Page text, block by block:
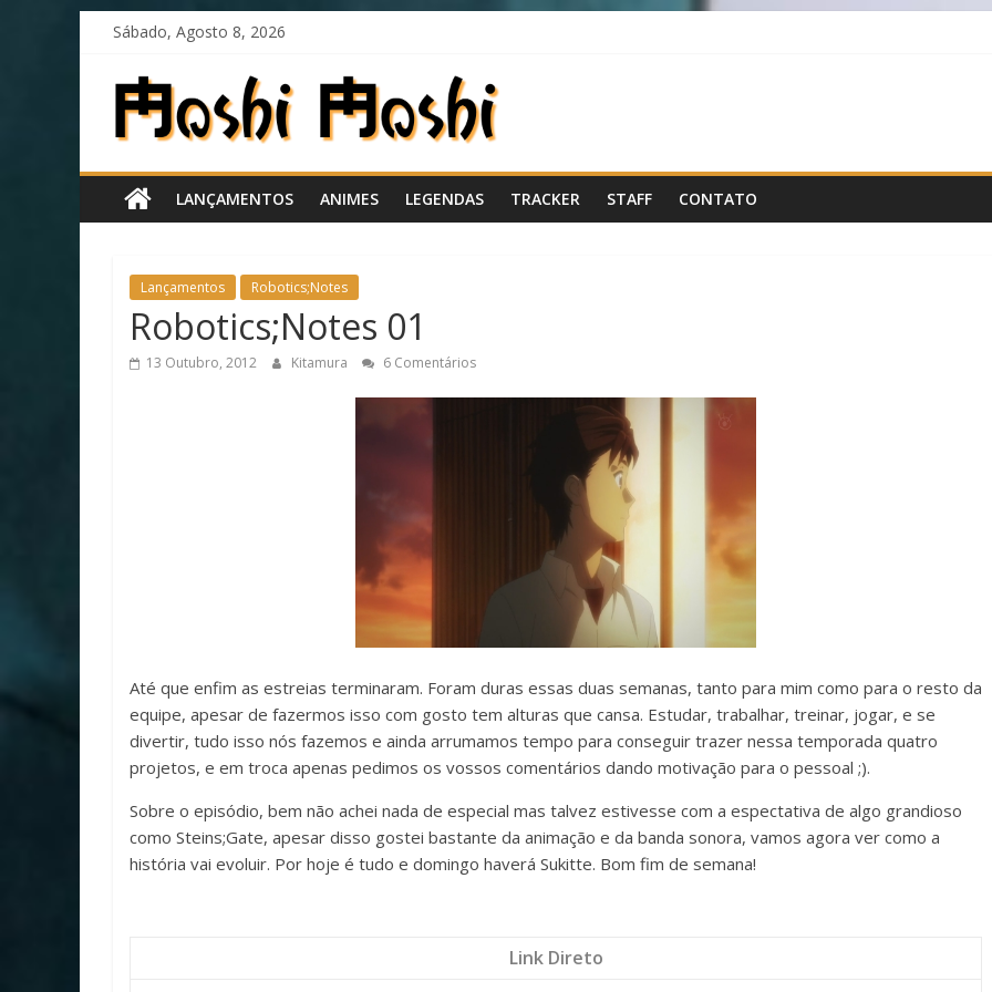
content
Sábado, Agosto 8, 2026
Moshi
Moshi
Subs
fansub
diferente
todos
LANÇAMENTOS ANIMES LEGENDAS TRACKER STAFF CONTATO
Lançamentos Robotics;Notes
Robotics;Notes 01
13 Outubro, 2012 Kitamura 6 Comentários
Até que enfim as estreias terminaram. Foram duras essas duas semanas, tanto para mim como para o resto da
equipe, apesar de fazermos isso com gosto tem alturas que cansa. Estudar, trabalhar, treinar, jogar, e se
divertir, tudo isso nós fazemos e ainda arrumamos tempo para conseguir trazer nessa temporada quatro
projetos, e em troca apenas pedimos os vossos comentários dando motivação para o pessoal ;).
Sobre o episódio, bem não achei nada de especial mas talvez estivesse com a espectativa de algo grandioso
como Steins;Gate, apesar disso gostei bastante da animação e da banda sonora, vamos agora ver como a
história vai evoluir. Por hoje é tudo e domingo haverá Sukitte. Bom fim de semana!
Link Direto